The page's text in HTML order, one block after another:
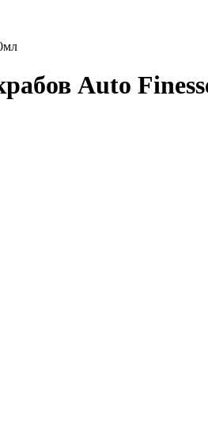
Auto